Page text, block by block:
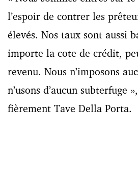
l’espoir de contrer les
élevés. Nos taux sont aussi
importe la cote de crédit,
revenu. Nous n’imposons
n’usons d’aucun subterfuge
fièrement Tave Della Porta.